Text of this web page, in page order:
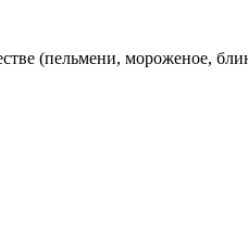
(пельмени, мороженое,